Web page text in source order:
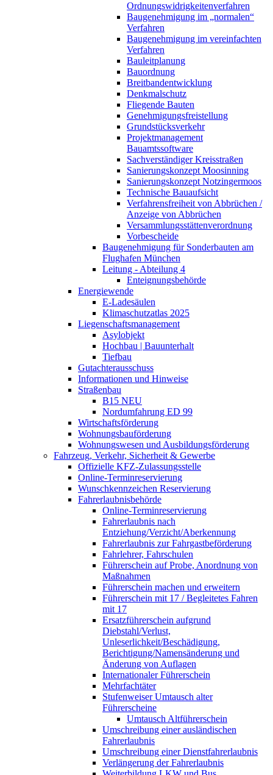
Ordnungswidrigkeitenverfahren
Baugenehmigung im „normalen“
Verfahren
Baugenehmigung im vereinfachten
Verfahren
Bauleitplanung
Bauordnung
Breitbandentwicklung
Denkmalschutz
Fliegende Bauten
Genehmigungsfreistellung
Grundstücksverkehr
Projektmanagement
Bauamtssoftware
Sachverständiger Kreisstraßen
Sanierungskonzept Moosinning
Sanierungskonzept Notzingermoos
Technische Bauaufsicht
Verfahrensfreiheit von Abbrüchen /
Anzeige von Abbrüchen
Versammlungsstättenverordnung
Vorbescheide
Baugenehmigung für Sonderbauten am
Flughafen München
Leitung - Abteilung 4
Enteignungsbehörde
Energiewende
E-Ladesäulen
Klimaschutzatlas 2025
Liegenschaftsmanagement
Asylobjekt
Hochbau | Bauunterhalt
Tiefbau
Gutachterausschuss
Informationen und Hinweise
Straßenbau
B15 NEU
Nordumfahrung ED 99
Wirtschaftsförderung
Wohnungsbauförderung
Wohnungswesen und Ausbildungsförderung
Fahrzeug, Verkehr, Sicherheit & Gewerbe
Offizielle KFZ-Zulassungsstelle
Online-Terminreservierung
Wunschkennzeichen Reservierung
Fahrerlaubnisbehörde
Online-Terminreservierung
Fahrerlaubnis nach
Entziehung/Verzicht/Aberkennung
Fahrerlaubnis zur Fahrgastbeförderung
Fahrlehrer, Fahrschulen
Führerschein auf Probe, Anordnung von
Maßnahmen
Führerschein machen und erweitern
Führerschein mit 17 / Begleitetes Fahren
mit 17
Ersatzführerschein aufgrund
Diebstahl/Verlust,
Unleserlichkeit/Beschädigung,
Berichtigung/Namensänderung und
Änderung von Auflagen
Internationaler Führerschein
Mehrfachtäter
Stufenweiser Umtausch alter
Führerscheine
Umtausch Altführerschein
Umschreibung einer ausländischen
Fahrerlaubnis
Umschreibung einer Dienstfahrerlaubnis
Verlängerung der Fahrerlaubnis